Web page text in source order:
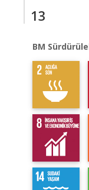
13
BM